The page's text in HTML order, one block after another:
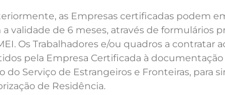
as Empresas certificadas podem
a validade de 6 meses, através de formulários
Os Trabalhadores e/ou quadros a contratar
pela Empresa Certificada à
do Serviço de Estrangeiros e Fronteiras, para
de Residência.